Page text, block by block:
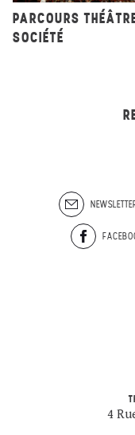
PARCOURS
SOCIÉTÉ
4